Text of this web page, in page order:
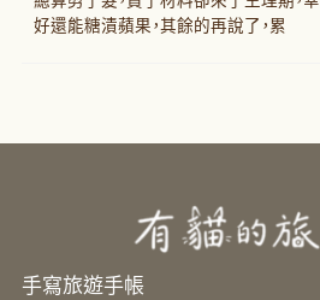
好還能糖漬蘋果，其餘的再說了，累
手寫旅遊手帳